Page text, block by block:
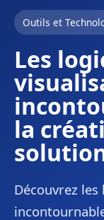
Outils et
Les
la
Découvrez